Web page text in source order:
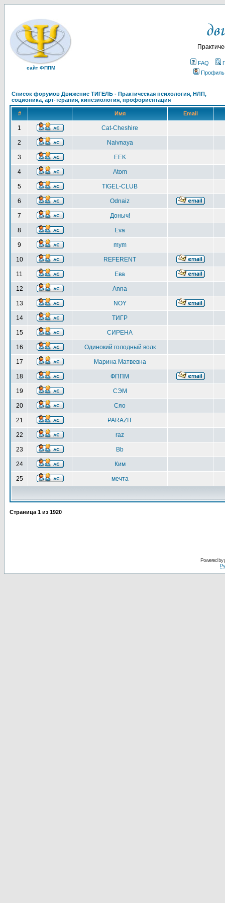
сайт ФППМ
FAQ
Профиль
Список форумов Движение ТИГЕЛЬ - Практическая психология, НЛП,
соционика, арт-терапия, кинезиология, профориентация
# Имя Email
1 Cat-Cheshire
2 Naivnaya
3 EEK
4 Atom
5 TIGEL-CLUB
6 Odnaiz
7 Доныч!
8 Eva
9 mym
10 REFERENT
11 Ева
12 Anna
13 NOY
14 ТИГР
15 СИРЕНА
16 Одинокий голодный волк
17 Марина Матвевна
18 ФППМ
19 СЭМ
20 Сяо
21 PARAZIT
22 raz
23 Bb
24 Ким
25 мечта
Страница 1 из 1920
Powered by